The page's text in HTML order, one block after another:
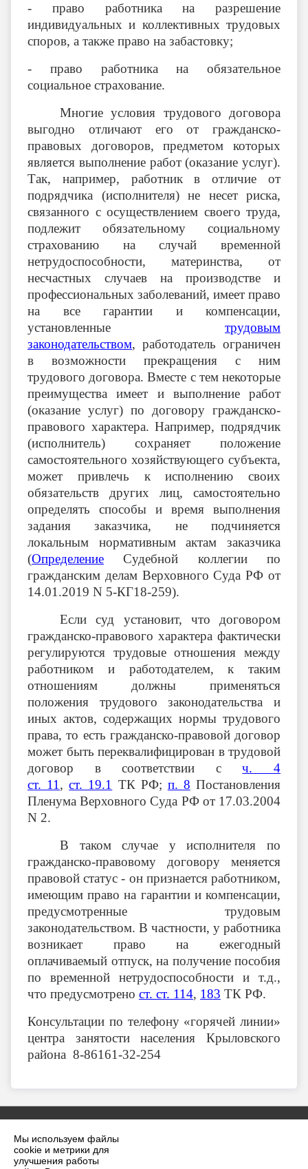
Мы используем файлы
cookie и метрики для
улучшения работы
- право работника на разрешение
индивидуальных и коллективных трудовых
споров, а также право на забастовку;
- право работника на обязательное
социальное страхование.
Многие условия трудового договора
выгодно отличают его от гражданско-
правовых договоров, предметом которых
является выполнение работ (оказание услуг).
Так, например, работник в отличие от
подрядчика (исполнителя) не несет риска,
связанного с осуществлением своего труда,
подлежит обязательному социальному
страхованию на случай временной
нетрудоспособности, материнства, от
несчастных случаев на производстве и
профессиональных заболеваний, имеет право
на все гарантии и компенсации,
установленные трудовым
законодательством, работодатель ограничен
в возможности прекращения с ним
трудового договора. Вместе с тем некоторые
преимущества имеет и выполнение работ
(оказание услуг) по договору гражданско-
правового характера. Например, подрядчик
(исполнитель) сохраняет положение
самостоятельного хозяйствующего субъекта,
может привлечь к исполнению своих
обязательств других лиц, самостоятельно
определять способы и время выполнения
задания заказчика, не подчиняется
локальным нормативным актам заказчика
(Определение Судебной коллегии по
гражданским делам Верховного Суда РФ от
14.01.2019 N 5-КГ18-259).
Если суд установит, что договором
гражданско-правового характера фактически
регулируются трудовые отношения между
работником и работодателем, к таким
отношениям должны применяться
положения трудового законодательства и
иных актов, содержащих нормы трудового
права, то есть гражданско-правовой договор
может быть переквалифицирован в трудовой
договор в соответствии сч. 4
ст. 11 ,ст. 19.1 ТК РФ; п. 8 Постановления
Пленума Верховного Суда РФ от 17.03.2004
N 2.
В таком случае у исполнителя по
гражданско-правовому договору меняется
правовой статус - он признается работником,
имеющим право на гарантии и компенсации,
предусмотренные трудовым
законодательством. В частности, у работника
возникает право на ежегодный
оплачиваемый отпуск, на получение пособия
по временной нетрудоспособности и т.д.,
что предусмотрено ст. ст. 114, 183 ТК РФ.
Консультации по телефону «горячей линии»
центра занятости населения Крыловского
района 8-86161-32-254